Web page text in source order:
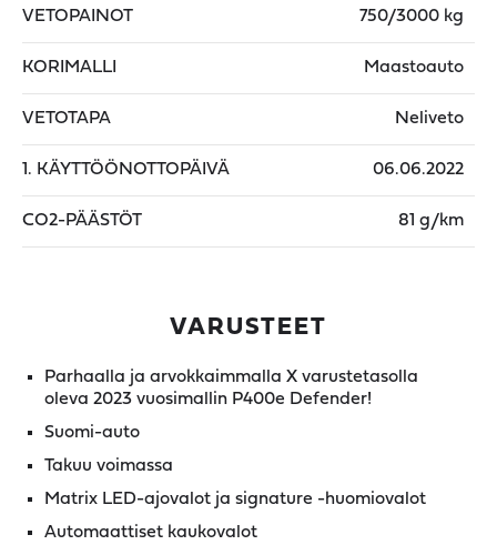
VETOPAINOT 750/3000 kg
KORIMALLI Maastoauto
VETOTAPA Neliveto
1. KÄYTTÖÖNOTTOPÄIVÄ 06.06.2022
CO2-PÄÄSTÖT 81 g/km
VARUSTEET
Parhaalla ja arvokkaimmalla X varustetasolla
oleva 2023 vuosimallin P400e Defender!
Suomi-auto
Takuu voimassa
Matrix LED-ajovalot ja signature -huomiovalot
Automaattiset kaukovalot